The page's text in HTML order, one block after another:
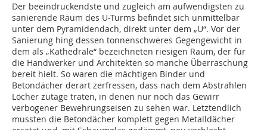
Der beeindruckendste und zugleich am aufwendigsten zu
sanierende Raum des U-Turms befindet sich unmittelbar
unter dem Pyramidendach, direkt unter dem „U“. Vor der
Sanierung hing dessen tonnenschweres Gegengewicht in
dem als „Kathedrale“ bezeichneten riesigen Raum, der für
die Handwerker und Architekten so manche Überraschung
bereit hielt. So waren die mächtigen Binder und
Betondächer derart zerfressen, dass nach dem Abstrahlen
Löcher zutage traten, in denen nur noch das Gewirr
verbogener Bewehrungseisen zu sehen war. Letztendlich
mussten die Betondächer komplett gegen Metalldächer